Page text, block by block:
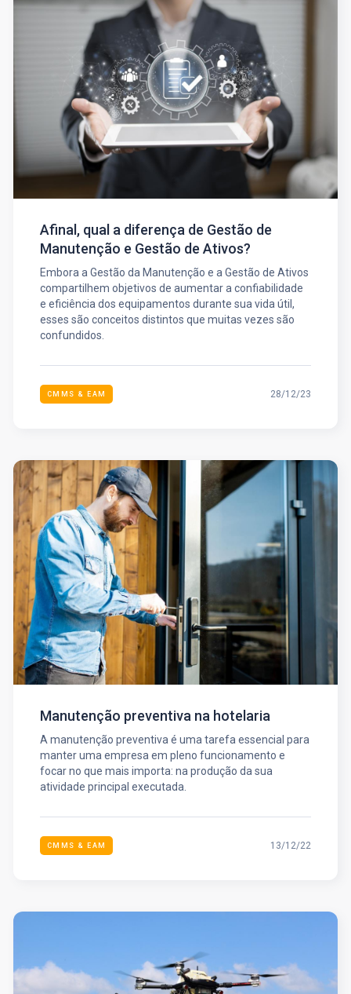
Afinal, qual a diferença de Gestão de
Manutenção e Gestão de Ativos?
Embora a Gestão da Manutenção e a Gestão de Ativos
compartilhem objetivos de aumentar a confiabilidade
e eficiência dos equipamentos durante sua vida útil,
esses são conceitos distintos que muitas vezes são
confundidos.
CMMS & EAM 28/12/23
Manutenção preventiva na hotelaria
A manutenção preventiva é uma tarefa essencial para
manter uma empresa em pleno funcionamento e
focar no que mais importa: na produção da sua
atividade principal executada.
CMMS & EAM 13/12/22